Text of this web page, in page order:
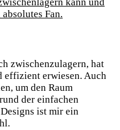
Fan.
zwischenzulagern, hat
effizient erwiesen. Auch
um ​den Raum
der einfachen
ist mir ein